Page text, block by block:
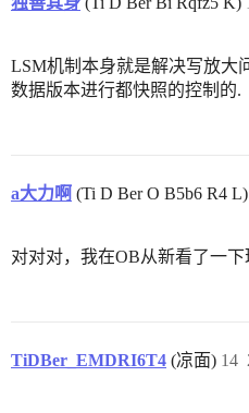
LSM机制本身就是解决写放大
数据版本进行都快照的控制的.
a大力啊 (Ti D Ber O B5b6 R4 L)
对对对，我在OB从新看了一下
TiDBer_EMDRI6T4 (凉面) 14